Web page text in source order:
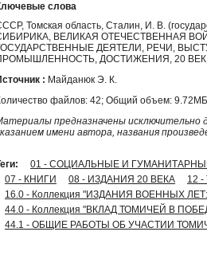
слова
Томская область, Сталин, И. В.
ВЕЛИКАЯ ОТЕЧЕСТВЕННАЯ
ДЕЯТЕЛИ, РЕЧИ,
ДОСТИЖЕНИЯ, 20
: Майданюк Э. К.
файлов: 42; Общий объем: 9.72МБ
предназначены исключительно
имени автора, названия
01 - СОЦИАЛЬНЫЕ И
07 - КНИГИ
08 - ИЗДАНИЯ 20 ВЕКА
12 -
16.0 - Коллекция "ИЗДАНИЯ ВОЕННЫХ ЛЕТ:
44.0 - Коллекция "ВКЛАД ТОМИЧЕЙ В
44.1 - ОБЩИЕ РАБОТЫ ОБ УЧАСТИИ